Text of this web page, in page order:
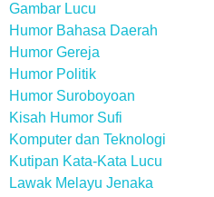
Gambar Lucu
Humor Bahasa Daerah
Humor Gereja
Humor Politik
Humor Suroboyoan
Kisah Humor Sufi
Komputer dan Teknologi
Kutipan Kata-Kata Lucu
Lawak Melayu Jenaka